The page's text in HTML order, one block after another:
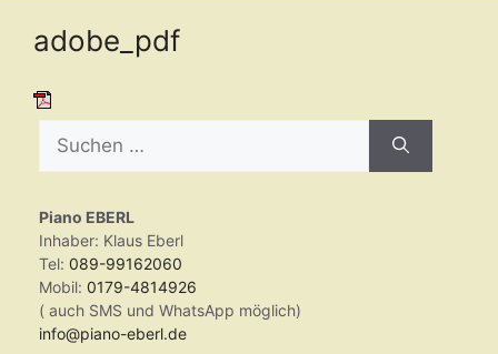
adobe_pdf
nach:
Piano EBERL
Inhaber: Klaus Eberl
Tel: 089-99162060
Mobil: 0179-4814926
( auch SMS und WhatsApp möglich)
info@piano-eberl.de